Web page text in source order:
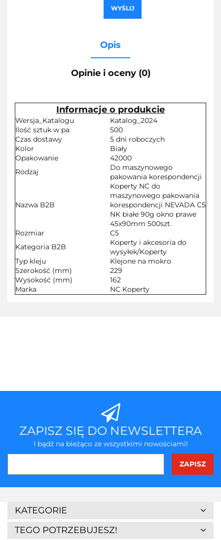
WYŚLIJ
Opis
Opinie i oceny (0)
Informacje o produkcie
Wersja_Katalogu
Katalog_2024
Ilość sztuk w pa
500
Czas dostawy
5 dni roboczych
Kolor
Biały
Opakowanie
42000
Rodzaj
Do maszynowego
pakowania korespondencji
Nazwa B2B
Koperty NC do
maszynowego pakowania
korespondencji NEVADA C5
NK białe 90g okno prawe
45x90mm 500szt.
Rozmiar
C5
Kategoria B2B
Koperty i akcesoria do
wysyłek/Koperty
Typ kleju
Klejone na mokro
Szerokość (mm)
229
Wysokość (mm)
162
Marka
NC Koperty
ZAPISZ SIĘ DO NEWSLETTERA
I bądź na bieżąco ze wszystkimi nowościami!
KATEGORIE
TEGO POTRZEBUJESZ!